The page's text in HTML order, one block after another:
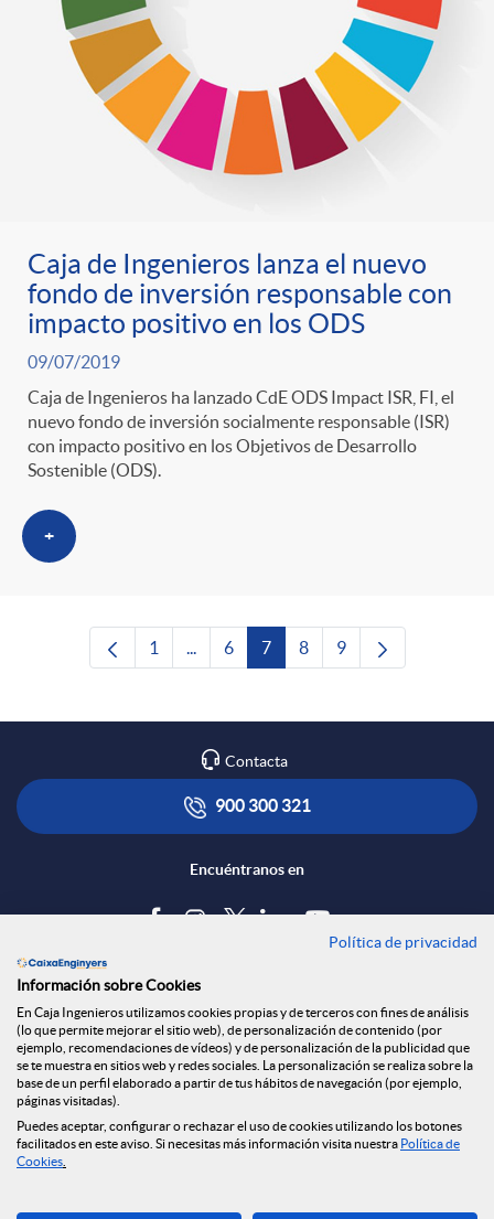
Caja de Ingenieros lanza el nuevo
fondo de inversión responsable con
impacto positivo en los ODS
09/07/2019
Caja de Ingenieros ha lanzado CdE ODS Impact ISR, FI, el
nuevo fondo de inversión socialmente responsable (ISR)
con impacto positivo en los Objetivos de Desarrollo
Sostenible (ODS).
+
Página
1 ...Páginas intermedias Use TAB para
Página
6 Página
7 Página
8 Página
9
Contacta
900 300 321
Encuéntranos en
Tablón de anuncios
Política de cookies
Aviso legal
Seguridad Online
Privacidad
Canal denuncias
Política de privacidad
Información sobre Cookies
En Caja Ingenieros utilizamos cookies propias y de terceros con fines de análisis
(lo que permite mejorar el sitio web), de personalización de contenido (por
ejemplo, recomendaciones de vídeos) y de personalización de la publicidad que
se te muestra en sitios web y redes sociales. La personalización se realiza sobre la
base de un perfil elaborado a partir de tus hábitos de navegación (por ejemplo,
páginas visitadas).
Puedes aceptar, configurar o rechazar el uso de cookies utilizando los botones
facilitados en este aviso. Si necesitas más información visita nuestra Política de
Cookies